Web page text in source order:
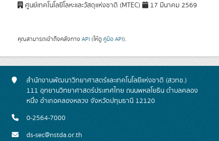
ศูนย์เทคโนโลยีโลหะและวัสดุแห่งชาติ (MTEC) 17 มีนาคม 2569
คุณสามารถเข้าถึงคลังทาง API (ให้ดู คู่มือ API).
สำนักงานพัฒนาวิทยาศาสตร์และเทคโนโลยีแห่งชาติ (สวทช.)
111 อุทยานวิทยาศาสตร์ประเทศไทย ถนนพหลโยธิน ตำบลคลอง
หนึ่ง อำเภอคลองหลวง จังหวัดปทุมธานี 12120
0-2564-7000
ds-sec@nstda.or.th